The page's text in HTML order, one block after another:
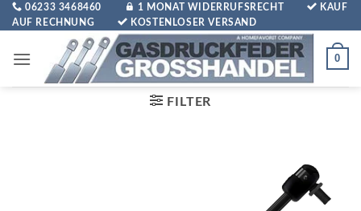
Zum
Inhalt
06233 3468460 1 MONAT WIDERRUFSRECHT
KAUF
AUF RECHNUNG
KOSTENLOSER VERSAND
0
FILTER